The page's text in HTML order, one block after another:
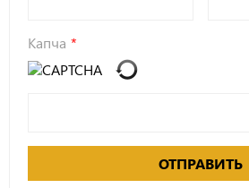
Капча
ОТПРАВИТЬ